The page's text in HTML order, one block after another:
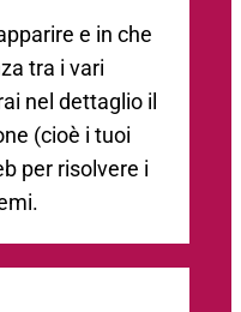
e in che
tra i vari
nel dettaglio il
(cioè i tuoi
per risolvere i